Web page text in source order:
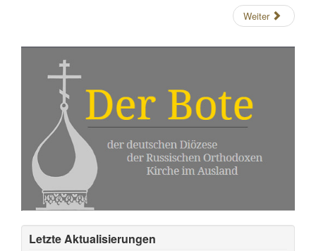
Weiter
Letzte Aktualisierungen